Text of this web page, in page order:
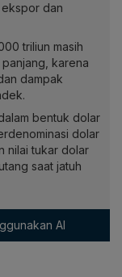
dan
triliun masih
karena
dampak
bentuk dolar
dolar
nilai tukar dolar
saat jatuh
AI